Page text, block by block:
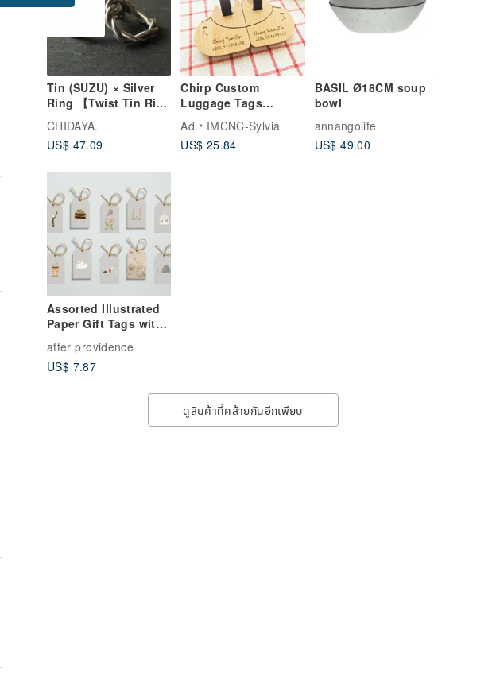
Tin (SUZU) × Silver
Ring 【Twist Tin Ring
Silver Pair Ring
Japan
CHIDAYA.
US$ 47.09
Chirp Custom
Luggage Tags
(Pair) [Valentine's
Day Gift]
Ad
IMCNC-Sylvia
US$ 25.84
BASIL Ø18CM soup
bowl
annangolife
US$ 49.00
Assorted Illustrated
Paper Gift Tags with
after providence
US$ 7.87
ดูสินค้าที่คล้ายกันอีกเพียบ